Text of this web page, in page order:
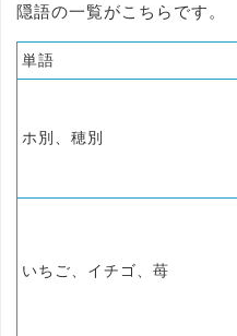
隠語の一覧がこちらです。
単語
ホ別、穂別
いちご、イチゴ、苺